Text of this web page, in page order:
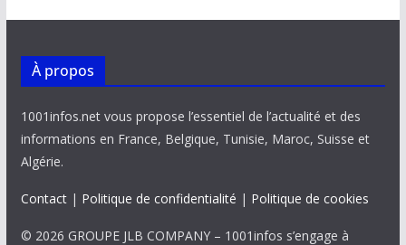
À propos
1001infos.net vous propose l’essentiel de l’actualité et des
informations en France, Belgique, Tunisie, Maroc, Suisse et
Algérie.
Contact| Politique de confidentialité | Politique de cookies
© 2026 GROUPE JLB COMPANY – 1001infos s’engage à